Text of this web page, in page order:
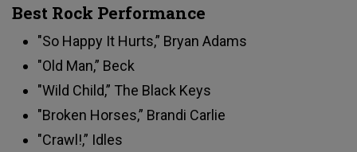
Best Rock Performance
"So Happy It Hurts,” Bryan Adams
"Old Man,” Beck
"Wild Child,” The Black Keys
"Broken Horses,” Brandi Carlie
"Crawl!,” Idles